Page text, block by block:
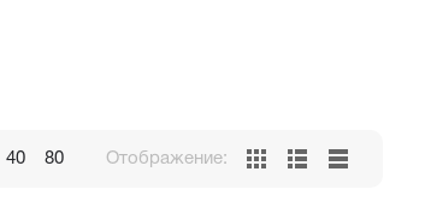
40 80 Отображение: